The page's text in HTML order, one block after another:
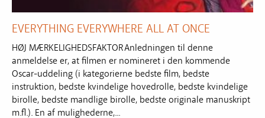
EVERYTHING EVERYWHERE ALL AT ONCE
HØJ MÆRKELIGHEDSFAKTOR Anledningen til denne
anmeldelse er, at filmen er nomineret i den kommende
Oscar-uddeling (i kategorierne bedste film, bedste
instruktion, bedste kvindelige hovedrolle, bedste kvindelige
birolle, bedste mandlige birolle, bedste originale manuskript
m.fl.). En af mulighederne,...